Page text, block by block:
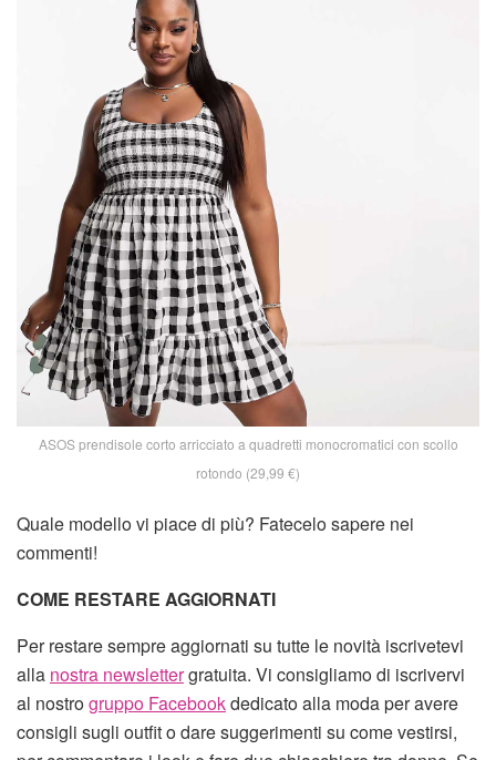
ASOS prendisole corto arricciato a quadretti monocromatici con scollo
rotondo (29,99 €)
Quale modello vi piace di più? Fatecelo sapere nei
commenti!
COME RESTARE AGGIORNATI
Per restare sempre aggiornati su tutte le novità iscrivetevi
alla nostra newslettergratuita. Vi consigliamo di iscrivervi
al nostrogruppo Facebookdedicato alla moda per avere
consigli sugli outfit o dare suggerimenti su come vestirsi,